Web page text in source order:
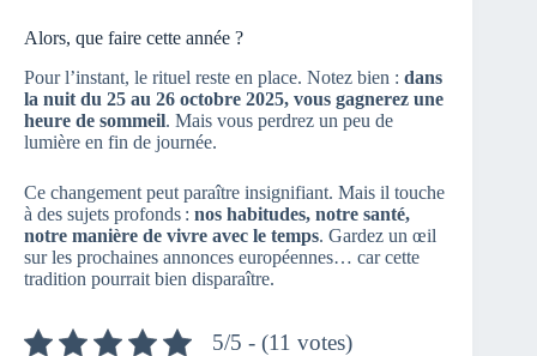
Alors, que faire cette année ?
Pour l’instant, le rituel reste en place. Notez bien : dans
la nuit du 25 au 26 octobre 2025, vous gagnerez une
heure de sommeil. Mais vous perdrez un peu de
lumière en fin de journée.
Ce changement peut paraître insignifiant. Mais il touche
à des sujets profonds : nos habitudes, notre santé,
notre manière de vivre avec le temps. Gardez un œil
sur les prochaines annonces européennes… car cette
tradition pourrait bien disparaître.
5/5 - (11 votes)